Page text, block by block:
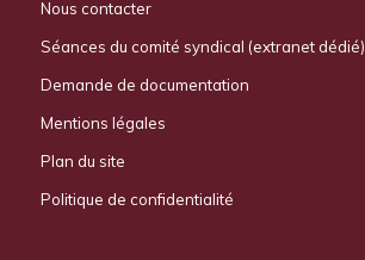
Nous contacter
Séances du comité syndical (extranet dédié)
Demande de documentation
Mentions légales
Plan du site
Politique de confidentialité